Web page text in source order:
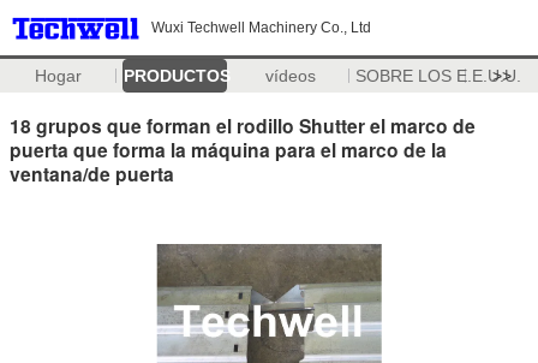
Wuxi Techwell Machinery Co., Ltd
Hogar PRODUCTOS vídeos SOBRE LOS E.E.U.U.
>>
18 grupos que forman el rodillo Shutter el marco de
puerta que forma la máquina para el marco de la
ventana/de puerta